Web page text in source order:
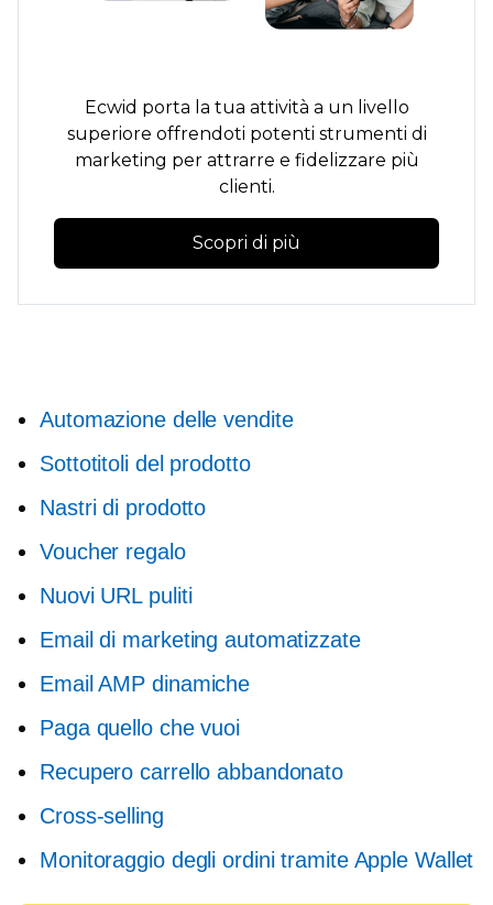
Ecwid porta la tua attività a un livello
superiore offrendoti potenti strumenti di
marketing per attrarre e fidelizzare più
clienti.
Scopri di più
Automazione delle vendite
Sottotitoli del prodotto
Nastri di prodotto
Voucher regalo
Nuovi URL puliti
Email di marketing automatizzate
Email AMP dinamiche
Paga quello che vuoi
Recupero carrello abbandonato
Cross-selling
Monitoraggio degli ordini tramite Apple Wallet